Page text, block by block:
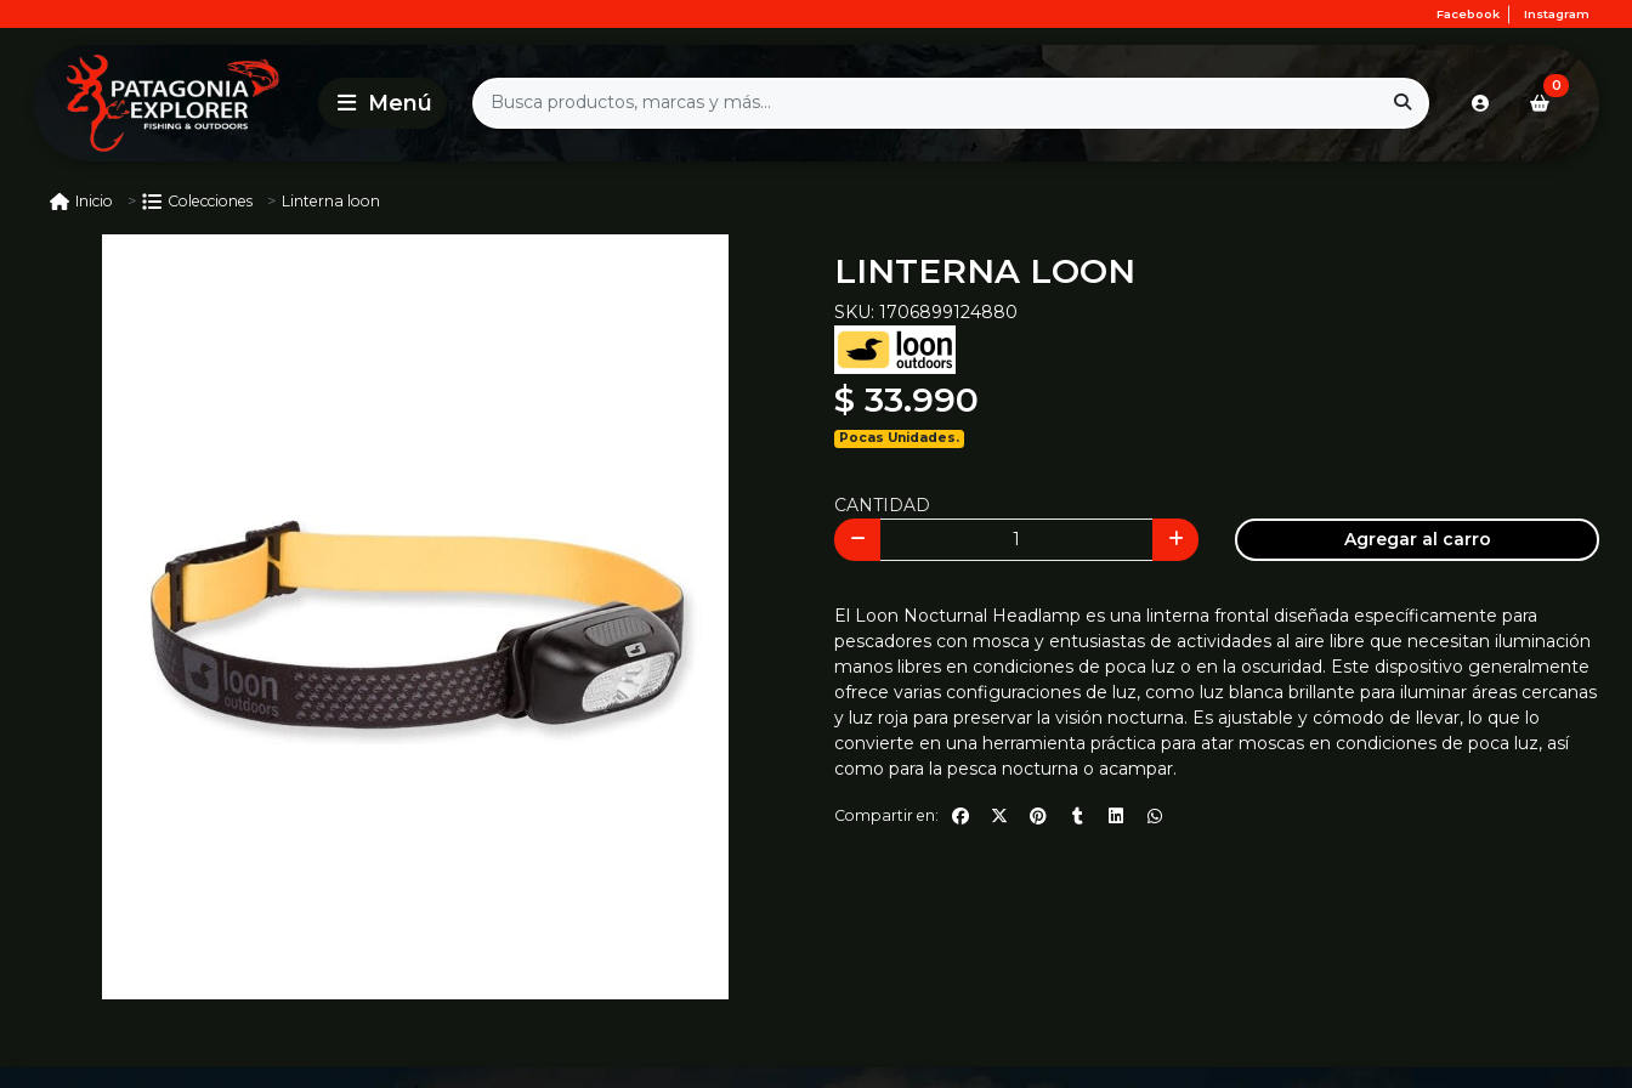
Facebook Instagram
0
Inicio Colecciones Linterna loon
LINTERNA LOON
SKU: 1706899124880
$ 33.990
Pocas Unidades.
CANTIDAD
Agregar al carro
El Loon Nocturnal Headlamp es una linterna frontal diseñada específicamente para
pescadores con mosca y entusiastas de actividades al aire libre que necesitan iluminación
manos libres en condiciones de poca luz o en la oscuridad. Este dispositivo generalmente
ofrece varias configuraciones de luz, como luz blanca brillante para iluminar áreas cercanas
y luz roja para preservar la visión nocturna. Es ajustable y cómodo de llevar, lo que lo
convierte en una herramienta práctica para atar moscas en condiciones de poca luz, así
como para la pesca nocturna o acampar.
Compartir en: